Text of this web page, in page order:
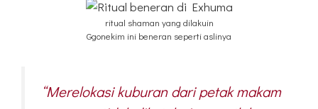
ritual shaman yang dilakuin
Ggonekim ini beneran seperti aslinya
“Merelokasi kuburan dari petak makam